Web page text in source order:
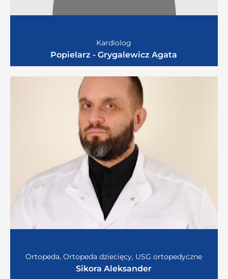
Kardiolog
Popielarz - Grygalewicz Agata
Ortopeda, Ortopeda dziecięcy, USG ortopedyczne
Sikora Aleksander